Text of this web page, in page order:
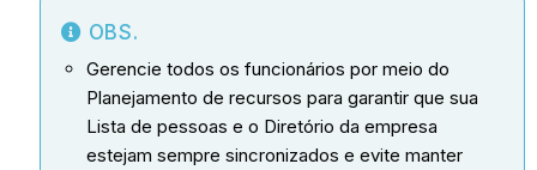
OBS.
Gerencie todos os funcionários por meio do
Planejamento de recursos para garantir que sua
Lista de pessoas e o Diretório da empresa
estejam sempre sincronizados e evite manter